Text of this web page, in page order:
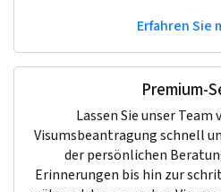
Erfahren Sie
Premium-
Lassen Sie unser
Visumsbeantragung schnell
der persönlichen
Erinnerungen bis hin zur